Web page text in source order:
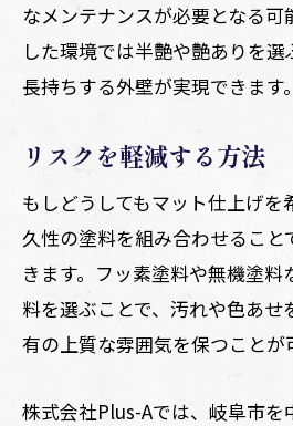
なメンテナンスが必要となる可
した環境では半艶や艶ありを選
長持ちする外壁が実現できます。
リスクを軽減する方法
もしどうしてもマット仕上げ
久性の塗料を組み合わせるこ
きます。フッ素塗料や無機塗
料を選ぶことで、汚れや色あせ
有の上質な雰囲気を保つことが
株式会社Plus-Aでは、岐阜市を